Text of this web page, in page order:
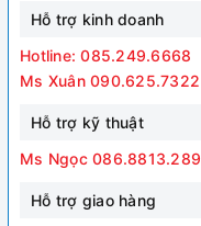
Hỗ trợ kinh doanh
Hotline: 085.249.6668
Ms Xuân 090.625.7322
Hỗ trợ kỹ thuật
Ms Ngọc 086.8813.289
Hỗ trợ giao hàng